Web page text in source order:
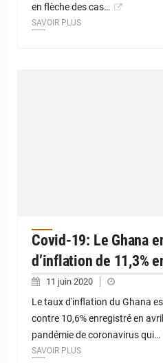
en flèche des cas…
SAVOIR PLUS
Covid-19: Le Ghana
d’inflation de 11,3%
11 juin 2020
Le taux d'inflation du Ghana
contre 10,6% enregistré en
pandémie de coronavirus qui…
SAVOIR PLUS